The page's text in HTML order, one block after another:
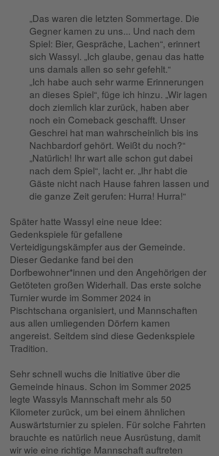
„Das waren die letzten Sommertage. Die
Gegner kamen zu uns... Und nach dem
Spiel: Bier, Gespräche, Lachen“, erinnert
sich Wassyl. „Ich glaube, genau das hatte
uns damals allen so sehr gefehlt.“
„Ich habe auch sehr warme Erinnerungen
an dieses Spiel“, füge ich hinzu. „Wir lagen
doch ziemlich klar zurück, haben aber
noch ein Comeback geschafft. Unser
Geschrei hat man wahrscheinlich bis ins
Nachbardorf gehört. Weißt du noch?“
„Natürlich! Ihr wart alle schon gut dabei
nach dem Spiel“, lacht er. „Ihr habt die
Gäste nicht nach Hause fahren lassen und
die ganze Zeit gerufen: Hurra! Hurra!“
Später hatte Wassyl eine neue Idee:
Gedenkspiele für gefallene
Verteidigungskämpfer aus der Gemeinde.
Dieser Gedanke fand bei den
Dorfbewohner*innen und den Angehörigen der
Getöteten großen Widerhall. Das erste solche
Turnier wurde im Sommer 2024 in
Pischtschana organisiert, und Mannschaften
aus allen umliegenden Dörfern kamen
angereist. Seitdem sind diese Gedenkspiele
Tradition.
Sehr schnell wuchs die Initiative über die
Gemeinde hinaus. Schon im Sommer 2025
legte Wassyls Mannschaft mehr als 50
Kilometer zurück, um bei einem ähnlichen
Auswärtsturnier zu spielen. Für solche Fahrten
brauchte es natürlich neue Ausrüstung, damit
wir wie eine richtige Mannschaft auftreten